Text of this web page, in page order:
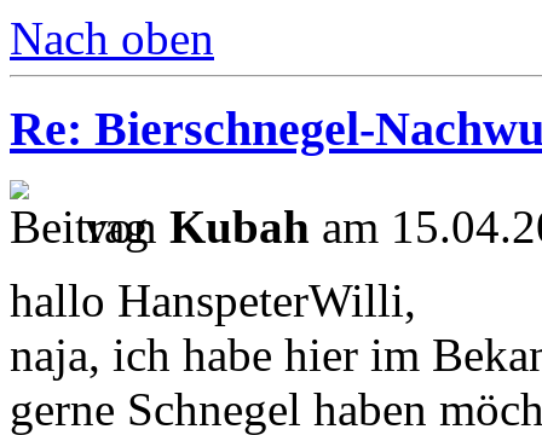
Nach oben
Re: Bierschnegel-
von Kubah am
hallo HanspeterWilli,
naja, ich habe hier im
gerne Schnegel haben